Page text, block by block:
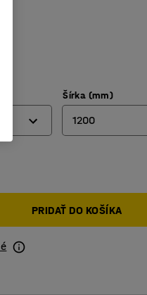
Šírka (mm)
1200
PRIDAŤ DO KOŠÍKA